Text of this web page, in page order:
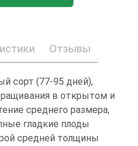
Отзывы
сорт (77-95 дней),
в открытом и
среднего размера,
гладкие плоды
средней толщины